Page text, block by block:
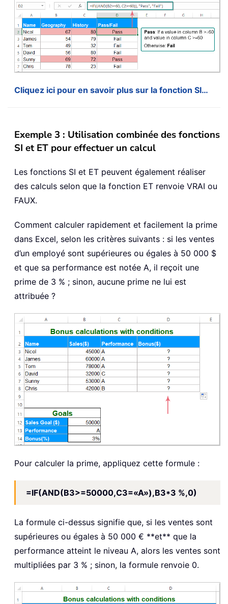
Cliquez ici pour en savoir plus sur la fonction SI…
Exemple 3 : Utilisation combinée des fonctions
SI et ET pour effectuer un calcul
Les fonctions SI et ET peuvent également réaliser
des calculs selon que la fonction ET renvoie VRAI ou
FAUX.
Comment calculer rapidement et facilement la prime
dans Excel, selon les critères suivants : si les ventes
d’un employé sont supérieures ou égales à 50 000 $
et que sa performance est notée A, il reçoit une
prime de 3 % ; sinon, aucune prime ne lui est
attribuée ?
Pour calculer la prime, appliquez cette formule :
=IF(AND(B3>=50000,C3=«A»),B3*3 %,0)
La formule ci-dessus signifie que, si les ventes sont
supérieures ou égales à 50 000 € **et** que la
performance atteint le niveau A, alors les ventes sont
multipliées par 3 % ; sinon, la formule renvoie 0.